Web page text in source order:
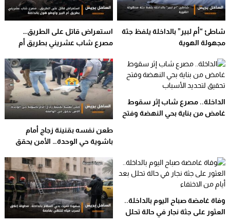
شاطئ “أم لبير” بالداخلة يلفظ جثة
مجهولة الهوية
استعراض قاتل على الطريق…
مصرع شاب عشريني بطريق أم
الداخلة.. مصرع شاب إثر سقوط
غامض من بناية بحي النهضة وفتح
طعن نفسه بقنينة زجاج أمام
باشوية حي الوحدة… الأمن يحقق
وفاة غامضة صباح اليوم بالداخلة..
العثور على جثة نجار في حالة تحلل